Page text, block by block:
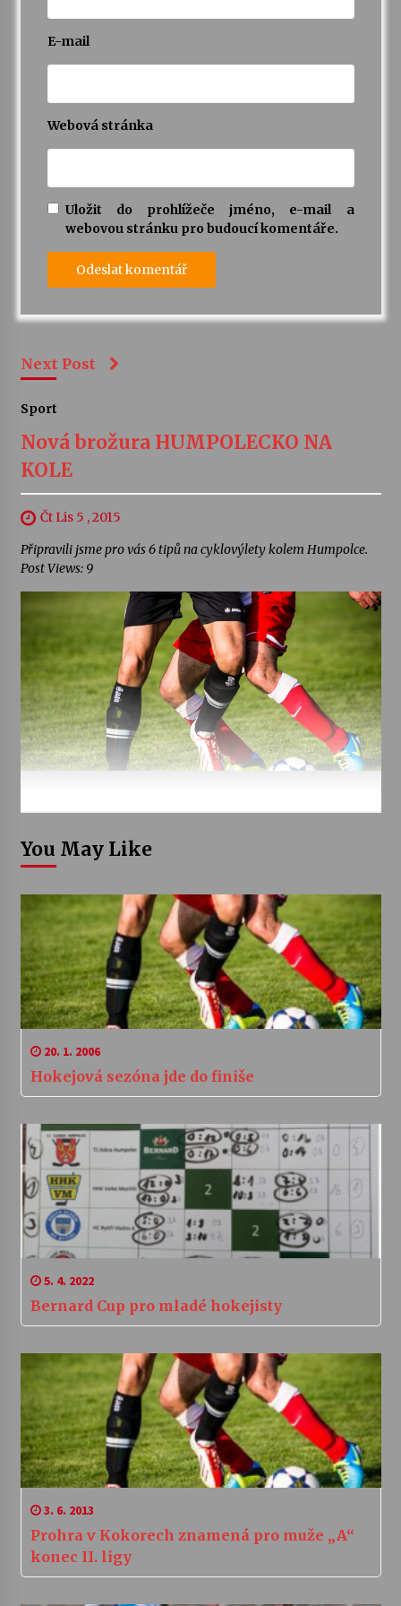
E-mail
Webová stránka
Uložit do prohlížeče jméno, e-mail a
webovou stránku pro budoucí komentáře.
Next Post
Sport
Nová brožura HUMPOLECKO NA
KOLE
Čt Lis 5 , 2015
Připravili jsme pro vás 6 tipů na cyklovýlety kolem Humpolce.
Post Views: 9
You May Like
20. 1. 2006
Hokejová sezóna jde do finiše
5. 4. 2022
Bernard Cup pro mladé hokejisty
3. 6. 2013
Prohra v Kokorech znamená pro muže „A“
konec II. ligy